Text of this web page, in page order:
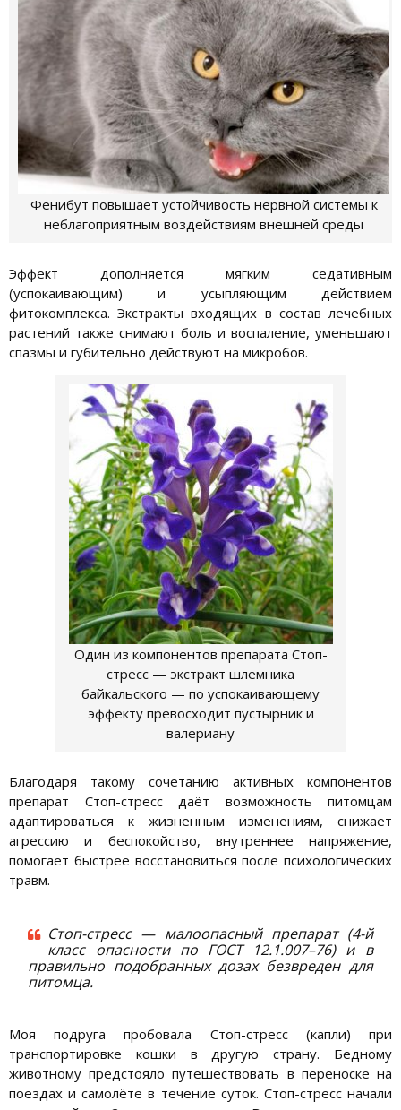
Фенибут повышает устойчивость нервной системы к
неблагоприятным воздействиям внешней среды
Эффект дополняется мягким седативным
(успокаивающим) и усыпляющим действием
фитокомплекса. Экстракты входящих в состав лечебных
растений также снимают боль и воспаление, уменьшают
спазмы и губительно действуют на микробов.
Один из компонентов препарата Стоп-
стресс — экстракт шлемника
байкальского — по успокаивающему
эффекту превосходит пустырник и
валериану
Благодаря такому сочетанию активных компонентов
препарат Стоп-стресс даёт возможность питомцам
адаптироваться к жизненным изменениям, снижает
агрессию и беспокойство, внутреннее напряжение,
помогает быстрее восстановиться после психологических
травм.
Стоп-стресс — малоопасный препарат (4-й
класс опасности по ГОСТ 12.1.007–76) и в
правильно подобранных дозах безвреден для
питомца.
Моя подруга пробовала Стоп-стресс (капли) при
транспортировке кошки в другую страну. Бедному
животному предстояло путешествовать в переноске на
поездах и самолёте в течение суток. Стоп-стресс начали